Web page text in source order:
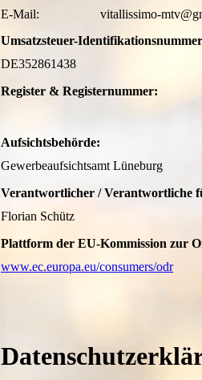
E-Mail: vitallissimo-
Umsatzsteuer-
DE352861438
Register & Registernummer:
Aufsichtsbehörde:
Gewerbeaufsichtsamt Lüneburg
Verantwortlicher / Verantwortliche
Florian Schütz
Plattform der EU-Kommission zur
www.ec.europa.eu/consumers/odr